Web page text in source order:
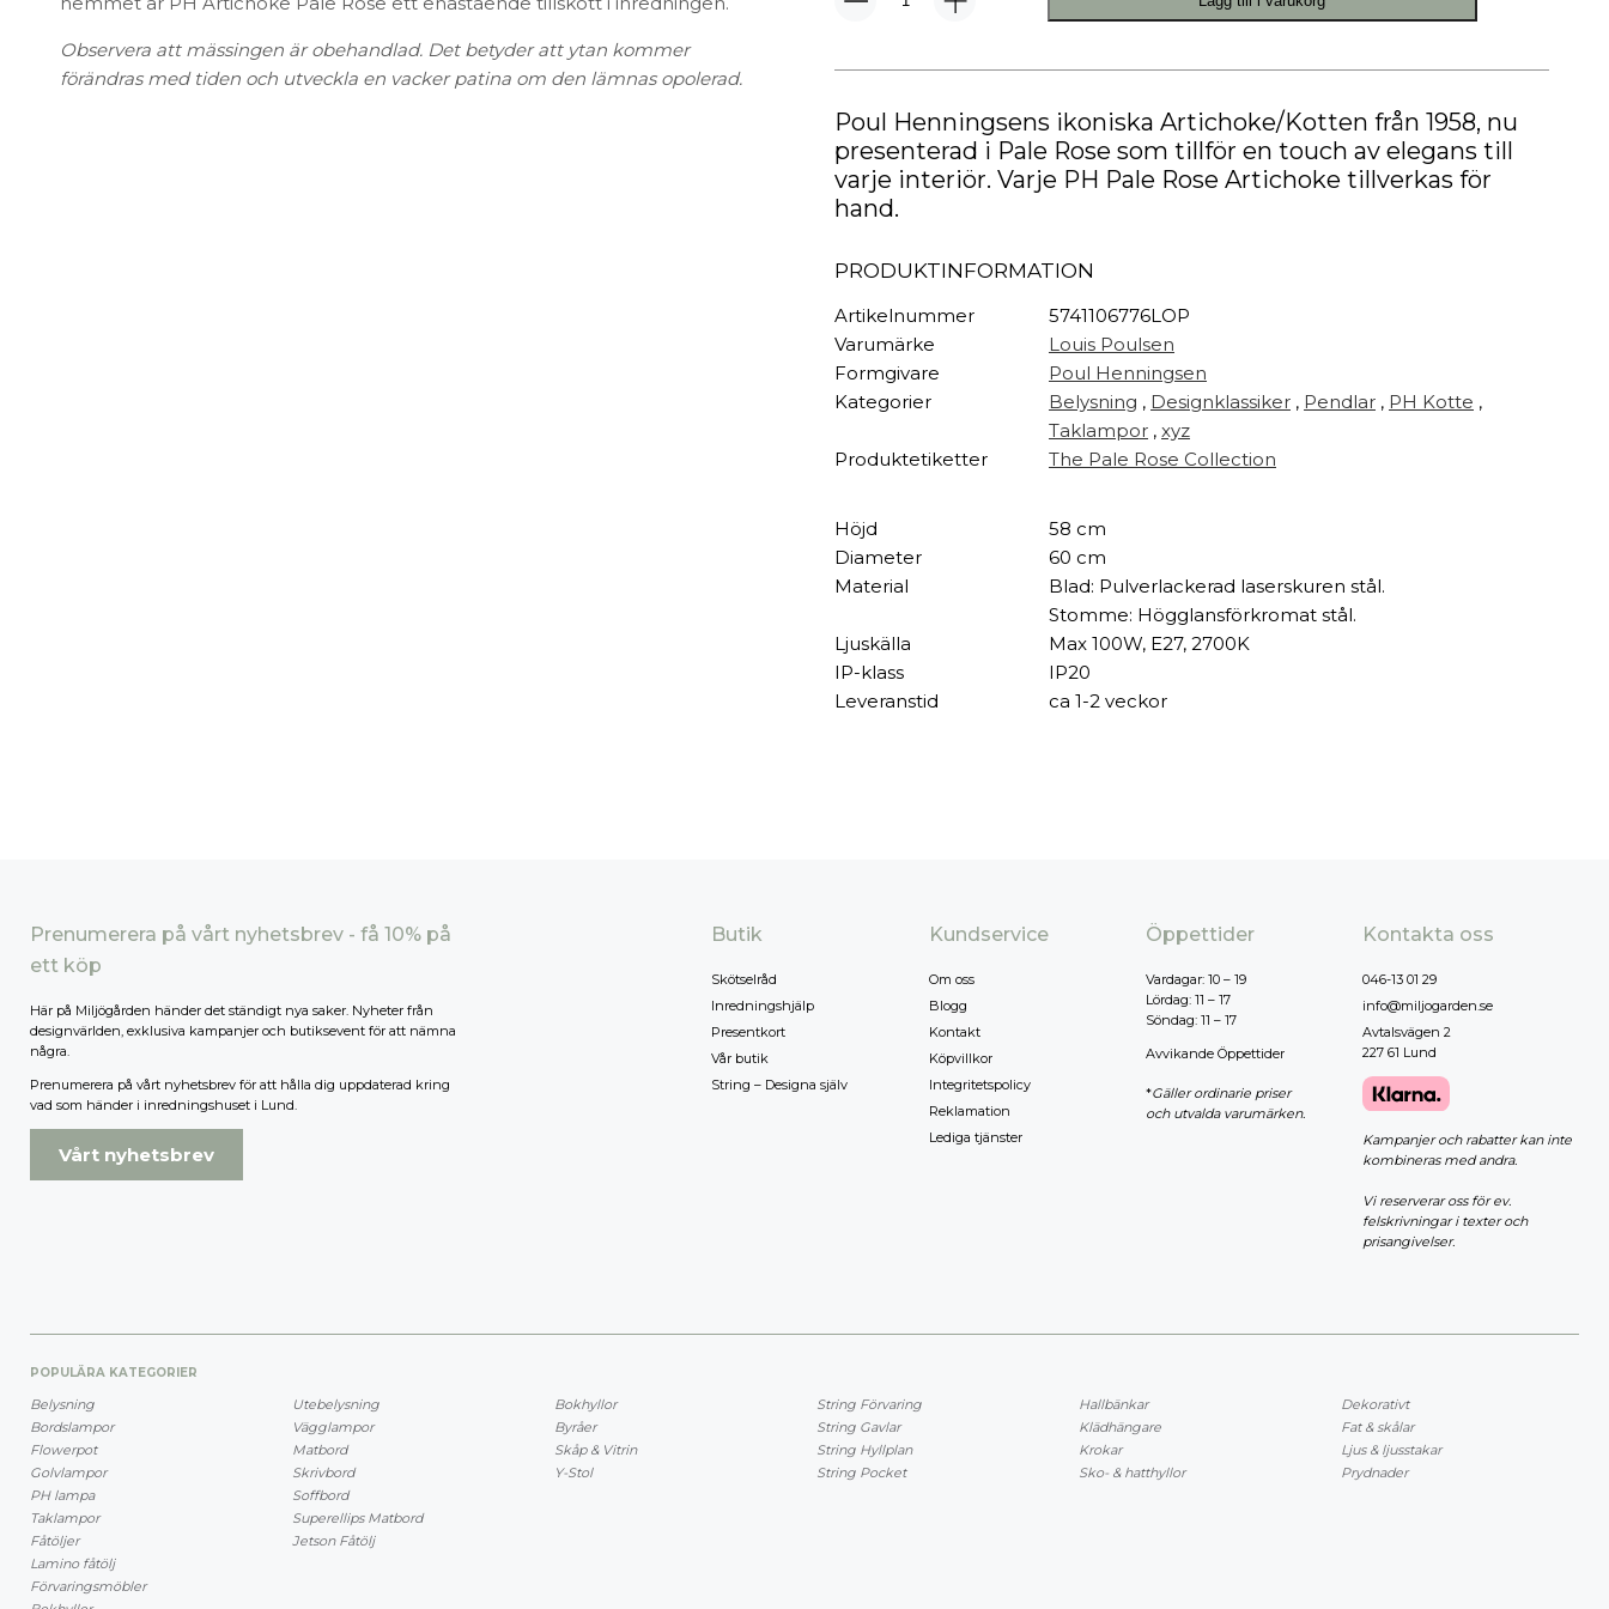
Bokhyllor
Byråer
Trädgård
Vaser & Krukor
Plädar
Kuddar & täcken
Galgar
Hallbänkar
Klädhängare
Målarfärg
High-tech
Möbelvård
Smycken
Observera att mässingen är obehandlad. Det betyder att ytan kommer
förändras med tiden och utveckla en vacker patina om den lämnas opolerad.
PH
Taklampa
Rose
mängd
Poul Henningsens ikoniska Artichoke/Kotten från 1958, nu
presenterad i Pale Rose som tillför en touch av elegans till
varje interiör. Varje PH Pale Rose Artichoke tillverkas för
hand.
PRODUKTINFORMATION
Artikelnummer
5741106776LOP
Varumärke
Louis Poulsen
Formgivare
Poul Henningsen
Kategorier
Belysning , Designklassiker , Pendlar , PH Kotte ,
Taklampor ,xyz
Produktetiketter
The Pale Rose Collection
Höjd
58 cm
Diameter
60 cm
Material
Blad: Pulverlackerad laserskuren stål.
Stomme: Högglansförkromat stål.
Ljuskälla
Max 100W, E27, 2700K
IP-klass
IP20
Leveranstid
ca 1-2 veckor
Prenumerera på vårt nyhetsbrev - få 10% på
ett köp
Här på Miljögården händer det ständigt nya saker. Nyheter från
designvärlden, exklusiva kampanjer och butiksevent för att nämna
några.
Prenumerera på vårt nyhetsbrev för att hålla dig uppdaterad kring
vad som händer i inredningshuset i Lund.
Vårt nyhetsbrev
Butik
Skötselråd
Inredningshjälp
Presentkort
Vår butik
String – Designa själv
Kundservice
Om oss
Blogg
Kontakt
Köpvillkor
Integritetspolicy
Reklamation
Lediga tjänster
Öppettider
Vardagar: 10 – 19
Lördag: 11 – 17
Söndag: 11 – 17
Avvikande Öppettider
*Gäller ordinarie priser
och utvalda varumärken.
Kontakta oss
046-13 01 29
info@miljogarden.se
Avtalsvägen 2
227 61 Lund
Kampanjer och rabatter kan inte
kombineras med andra.
Vi reserverar oss för ev.
felskrivningar i texter och
prisangivelser.
POPULÄRA KATEGORIER
Belysning
Bordslampor
Flowerpot
Golvlampor
PH lampa
Taklampor
Fåtöljer
Lamino fåtölj
Förvaringsmöbler
Utebelysning
Vägglampor
Matbord
Skrivbord
Soffbord
Superellips Matbord
Jetson Fåtölj
Bokhyllor
Byråer
Skåp & Vitrin
Y-Stol
String Förvaring
String Gavlar
String Hyllplan
String Pocket
Hallbänkar
Klädhängare
Krokar
Sko- & hatthyllor
Dekorativt
Fat & skålar
Ljus & ljusstakar
Prydnader